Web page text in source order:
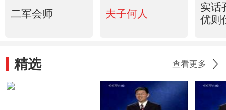
二军会师 夫子何人
实话
优则
精选 查看更多